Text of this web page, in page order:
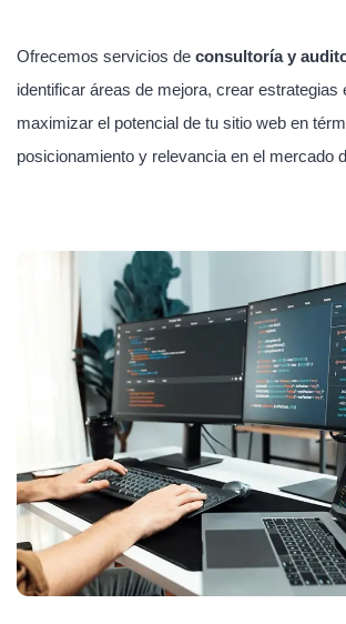
Ofrecemos servicios de consultoría y
identificar áreas de mejora, crear estrategias
maximizar el potencial de tu sitio web en
posicionamiento y relevancia en el mercado